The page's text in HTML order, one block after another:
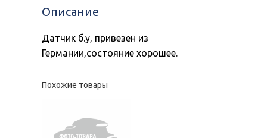
Описание
Датчик б.у, привезен из
Германии,состояние хорошее.
Похожие товары